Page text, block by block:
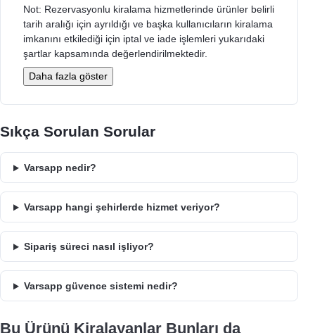
Not: Rezervasyonlu kiralama hizmetlerinde ürünler belirli
tarih aralığı için ayrıldığı ve başka kullanıcıların kiralama
imkanını etkilediği için iptal ve iade işlemleri yukarıdaki
şartlar kapsamında değerlendirilmektedir.
Daha fazla göster
Sıkça Sorulan Sorular
Varsapp nedir?
Varsapp hangi şehirlerde hizmet veriyor?
Sipariş süreci nasıl işliyor?
Varsapp güvence sistemi nedir?
Bu Ürünü Kiralayanlar Bunları da